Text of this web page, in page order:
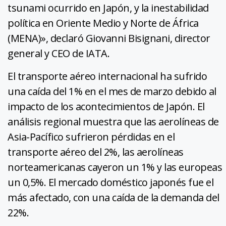
tsunami ocurrido en Japón, y la inestabilidad
política en Oriente Medio y Norte de África
(MENA)», declaró Giovanni Bisignani, director
general y CEO de IATA.
El transporte aéreo internacional ha sufrido
una caída del 1% en el mes de marzo debido al
impacto de los acontecimientos de Japón. El
análisis regional muestra que las aerolíneas de
Asia-Pacífico sufrieron pérdidas en el
transporte aéreo del 2%, las aerolíneas
norteamericanas cayeron un 1% y las europeas
un 0,5%. El mercado doméstico japonés fue el
más afectado, con una caída de la demanda del
22%.